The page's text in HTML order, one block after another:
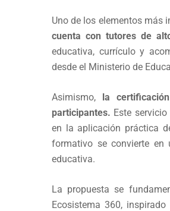
Uno de los elementos más
cuenta con tutores de
educativa, currículo y
desde el Ministerio de
Asimismo, la
participantes. Este
en la aplicación práctica
formativo se convierte en
educativa.
La propuesta se
Ecosistema 360,